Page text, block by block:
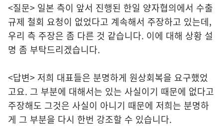
<질문> 일본 측이 앞서 진행된 한일 양자협의에서 수출
규제 철회 요청이 없었다고 계속해서 주장하고 있는데,
우리 측 주장은 좀 다른 것 같습니다. 이에 대해 상황 설
명 좀 부탁드리겠습니다.
<답변> 저희 대표들은 분명하게 원상회복을 요구했었
고요. 그 부분에 대해서는 있는 사실이기 때문에 없다고
주장해도 그것은 사실이 아니기 때문에 저희는 분명하
게 그 부분을 다시 한번 강조할 수 있습니다.